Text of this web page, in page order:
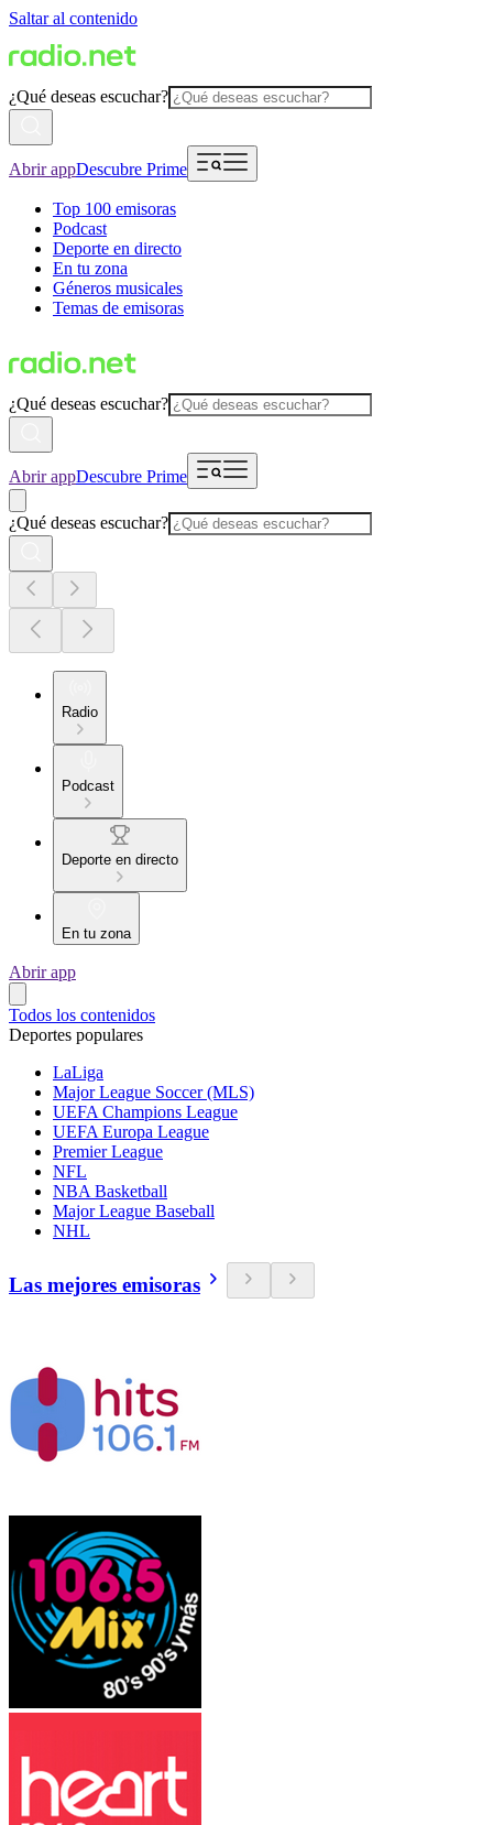
Saltar al contenido
¿Qué deseas escuchar?
Abrir appDescubre Prime
Top 100 emisoras
Podcast
Deporte en directo
En tu zona
Géneros musicales
Temas de emisoras
¿Qué deseas escuchar?
Abrir appDescubre Prime
¿Qué deseas escuchar?
Radio
Podcast
Deporte en directo
En tu zona
Abrir app
Todos los contenidos
Deportes populares
LaLiga
Major League Soccer (MLS)
UEFA Champions League
UEFA Europa League
Premier League
NFL
NBA Basketball
Major League Baseball
NHL
Las mejores emisoras